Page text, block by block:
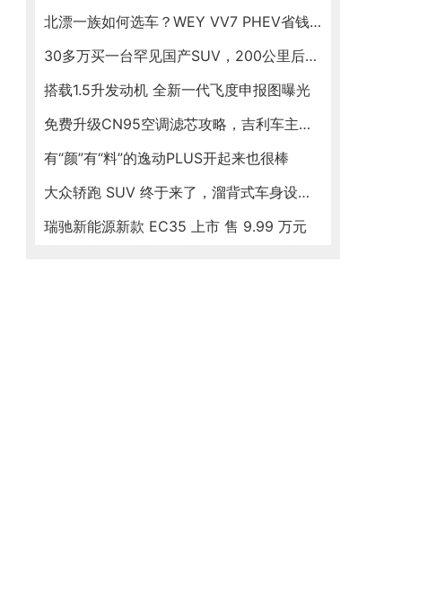
北漂一族如何选车？WEY VV7 PHEV省钱省心在线圈粉，就它了
30多万买一台罕见国产SUV，200公里后，车主感叹三点
搭载1.5升发动机 全新一代飞度申报图曝光
免费升级CN95空调滤芯攻略，吉利车主赶紧来看看
有“颜”有“料”的逸动PLUS开起来也很棒
大众轿跑 SUV 终于来了，溜背式车身设计，2.0T 发动机能爆发 220 马力
瑞驰新能源新款 EC35 上市 售 9.99 万元